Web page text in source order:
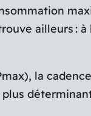
ailleurs : à
la